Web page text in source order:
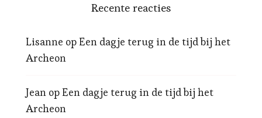
Recente reacties
Lisanne opEen dagje terug in de tijd bij het
Archeon
Jean opEen dagje terug in de tijd bij het
Archeon